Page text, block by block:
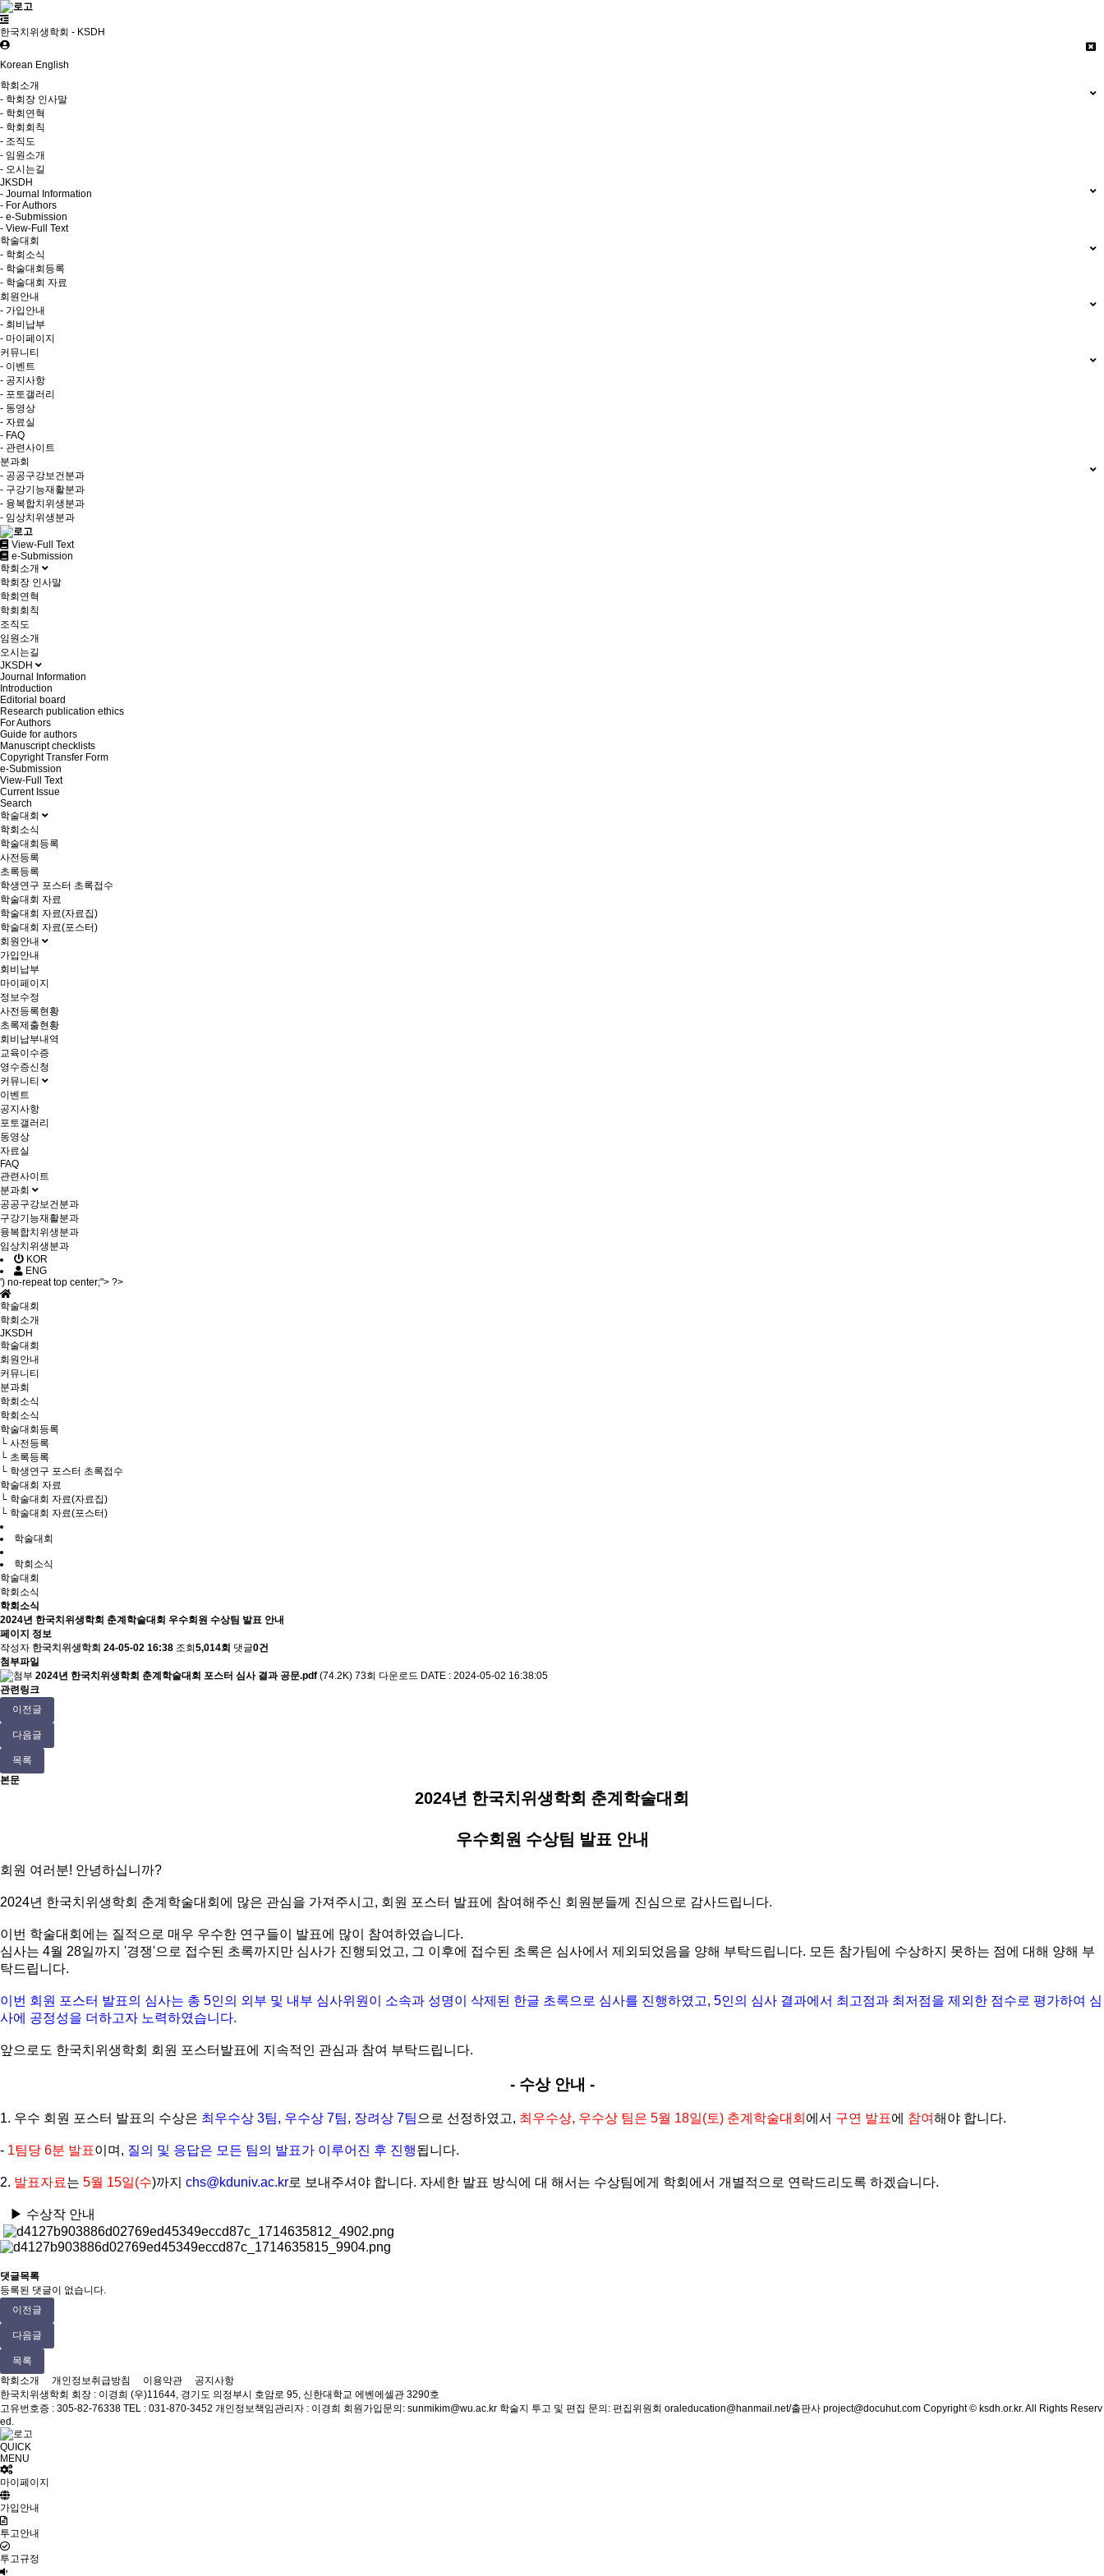
한국치위생학회 - KSDH
Korean English
학회소개
- 학회장 인사말
- 학회연혁
- 학회회칙
- 조직도
- 임원소개
- 오시는길
JKSDH
- Journal Information
- For Authors
- e-Submission
- View-Full Text
학술대회
- 학회소식
- 학술대회등록
- 학술대회 자료
회원안내
- 가입안내
- 회비납부
- 마이페이지
커뮤니티
- 이벤트
- 공지사항
- 포토갤러리
- 동영상
- 자료실
- FAQ
- 관련사이트
분과회
- 공공구강보건분과
- 구강기능재활분과
- 융복합치위생분과
- 임상치위생분과
View-Full Text
e-Submission
학회소개
학회장 인사말
학회연혁
학회회칙
조직도
임원소개
오시는길
JKSDH
Journal Information
Introduction
Editorial board
Research publication ethics
For Authors
Guide for authors
Manuscript checklists
Copyright Transfer Form
e-Submission
View-Full Text
Current Issue
Search
학술대회
학회소식
학술대회등록
사전등록
초록등록
학생연구 포스터 초록접수
학술대회 자료
학술대회 자료(자료집)
학술대회 자료(포스터)
회원안내
가입안내
회비납부
마이페이지
정보수정
사전등록현황
초록제출현황
회비납부내역
교육이수증
영수증신청
커뮤니티
이벤트
공지사항
포토갤러리
동영상
자료실
FAQ
관련사이트
분과회
공공구강보건분과
구강기능재활분과
융복합치위생분과
임상치위생분과
KOR
ENG
') no-repeat top center;"> ?>
학술대회
학회소개
JKSDH
학술대회
회원안내
커뮤니티
분과회
학회소식
학회소식
학술대회등록
└ 사전등록
└ 초록등록
└ 학생연구 포스터 초록접수
학술대회 자료
└ 학술대회 자료(자료집)
└ 학술대회 자료(포스터)
학술대회
학회소식
학술대회
학회소식
학회소식
2024년 한국치위생학회 춘계학술대회 우수회원 수상팀 발표 안내
페이지 정보
작성자 한국치위생학회 24-05-02 16:38 조회 5,014회 댓글0건
첨부파일
2024년 한국치위생학회 춘계학술대회 포스터 심사 결과 공문.pdf (74.2K) 73회 다운로드 DATE : 2024-05-02 16:38:05
관련링크
이전글
다음글
목록
본문
2024년 한국치위생학회 춘계학술대회
우수회원 수상팀 발표 안내
회원 여러분! 안녕하십니까?
2024년 한국치위생학회 춘계학술대회에 많은 관심을 가져주시고, 회원 포스터 발표에 참여해주신 회원분들께 진심으로 감사드립니다.
이번 학술대회에는 질적으로 매우 우수한 연구들이 발표에 많이 참여하였습니다.
심사는 4월 28일까지 '경쟁'으로 접수된 초록까지만 심사가 진행되었고, 그 이후에 접수된 초록은 심사에서 제외되었음을 양해 부탁드립니다. 모든 참가팀에 수상하지 못하는 점에 대해 양해 부
탁드립니다.
이번 회원 포스터 발표의 심사는 총 5인의 외부 및 내부 심사위원이 소속과 성명이 삭제된 한글 초록으로 심사를 진행하였고, 5인의 심사 결과에서 최고점과 최저점을 제외한 점수로 평가하여 심
사에 공정성을 더하고자 노력하였습니다.
앞으로도 한국치위생학회 회원 포스터발표에 지속적인 관심과 참여 부탁드립니다.
- 수상 안내 -
1. 우수 회원 포스터 발표의 수상은 최우수상 3팀, 우수상 7팀, 장려상 7팀 으로 선정하였고, 최우수상, 우수상 팀은 5월 18일(토) 춘계학술대회 에서 구연 발표에 참여해야 합니다.
- 1팀당 6분 발표이며 , 질의 및 응답은 모든 팀의 발표가 이루어진 후 진행됩니다.
2. 발표자료는 5월 15일(수)까지 chs@kduniv.ac.kr로 보내주셔야 합니다. 자세한 발표 방식에 대 해서는 수상팀에게 학회에서 개별적으로 연락드리도록 하겠습니다.
▶ 수상작 안내
댓글목록
등록된 댓글이 없습니다.
이전글
다음글
목록
학회소개
개인정보취급방침 이용약관
공지사항
한국치위생학회 회장 : 이경희 (우)11644, 경기도 의정부시 호암로 95, 신한대학교 에벤에셀관 3290호
고유번호증 : 305-82-76338 TEL : 031-870-3452 개인정보책임관리자 : 이경희 회원가입문의: sunmikim@wu.ac.kr 학술지 투고 및 편집 문의: 편집위원회 oraleducation@hanmail.net/출판사 project@docuhut.com Copyright © ksdh.or.kr. All Rights Reserv
ed.
QUICK
MENU
마이페이지
가입안내
투고안내
투고규정